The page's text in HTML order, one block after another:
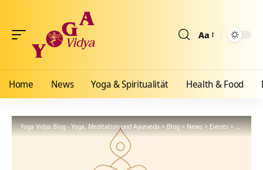
Aa
Home News Yoga & Spiritualität Health & Food
Yoga Vidya Blog - Yoga, Meditation und Ayurveda>Blog>News>Events>Neue